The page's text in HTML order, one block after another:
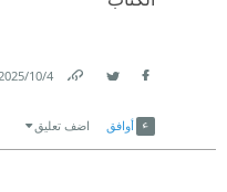
4‏/10‏/2025
أوافق اضف تعليق